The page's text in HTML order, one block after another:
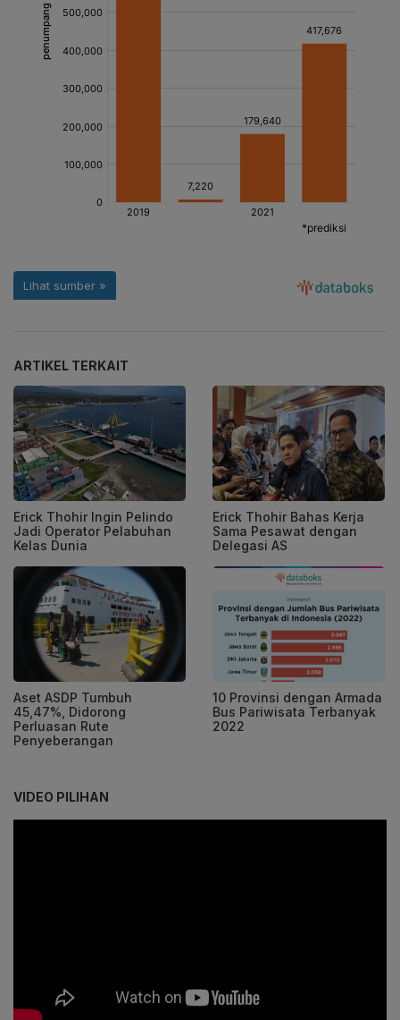
ARTIKEL TERKAIT
Erick Thohir Ingin Pelindo
Jadi Operator Pelabuhan
Kelas Dunia
Erick Thohir Bahas Kerja
Sama Pesawat dengan
Delegasi AS
Aset ASDP Tumbuh
45,47%, Didorong
Perluasan Rute
Penyeberangan
10 Provinsi dengan Armada
Bus Pariwisata Terbanyak
2022
VIDEO PILIHAN